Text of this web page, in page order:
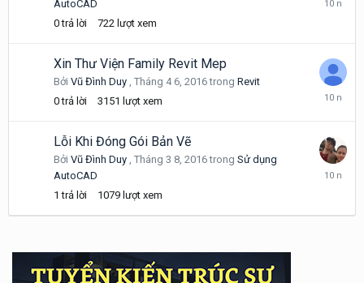
AutoCAD
0 trả lời 722 lượt xem
Xin Thư Viện Family Revit Mep
Bởi Vũ Đình Duy , Tháng 4 6, 2016trong Revit
0 trả lời 3151 lượt xem
Tháng
2016
Lỗi Khi Đóng Gói Bản Vẽ
Bởi Vũ Đình Duy , Tháng 3 8, 2016trong Sử dụng
AutoCAD
1 trả lời 1079 lượt xem
Tháng
2016